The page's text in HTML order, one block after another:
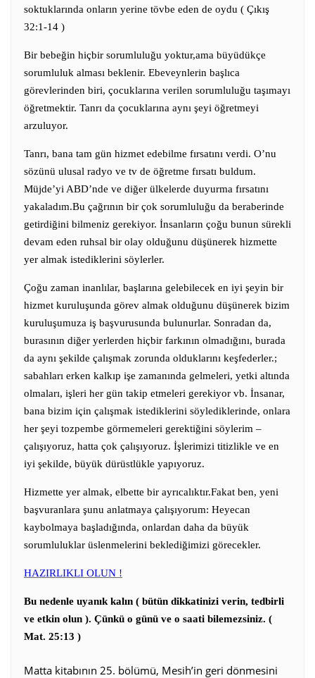
soktuklarında onların yerine tövbe eden de oydu ( Çıkış
32:1-14 )
Bir bebeğin hiçbir sorumluluğu yoktur,ama büyüdükçe
sorumluluk alması beklenir. Ebeveynlerin başlıca
görevlerinden biri, çocuklarına verilen sorumluluğu taşımayı
öğretmektir. Tanrı da çocuklarına aynı şeyi öğretmeyi
arzuluyor.
Tanrı, bana tam gün hizmet edebilme fırsatını verdi. O’nu
sözünü ulusal radyo ve tv de öğretme fırsatı buldum.
Müjde’yi ABD’nde ve diğer ülkelerde duyurma fırsatını
yakaladım.Bu çağrının bir çok sorumluluğu da beraberinde
getirdiğini bilmeniz gerekiyor. İnsanların çoğu bunun sürekli
devam eden ruhsal bir olay olduğunu düşünerek hizmette
yer almak istediklerini söylerler.
Çoğu zaman inanlılar, başlarına gelebilecek en iyi şeyin bir
hizmet kuruluşunda görev almak olduğunu düşünerek bizim
kuruluşumuza iş başvurusunda bulunurlar. Sonradan da,
burasının diğer yerlerden hiçbir farkının olmadığını, burada
da aynı şekilde çalışmak zorunda olduklarını keşfederler.;
sabahları erken kalkıp işe zamanında gelmeleri, yetki altında
olmaları, işleri her gün takip etmeleri gerekiyor vb. İnsanar,
bana bizim için çalışmak istediklerini söylediklerinde, onlara
her şeyi tozpembe görmemeleri gerektiğini söylerim –
çalışıyoruz, hatta çok çalışıyoruz. İşlerimizi titizlikle ve en
iyi şekilde, büyük dürüstlükle yapıyoruz.
Hizmette yer almak, elbette bir ayrıcalıktır.Fakat ben, yeni
başvuranlara şunu anlatmaya çalışıyorum: Heyecan
kaybolmaya başladığında, onlardan daha da büyük
sorumluluklar üslenmelerini beklediğimizi görecekler.
HAZIRLIKLI OLUN !
Bu nedenle uyanık kalın ( bütün dikkatinizi verin, tedbirli
ve etkin olun ). Çünkü o günü ve o saati bilemezsiniz. (
Mat. 25:13 )
Matta kitabının 25. bölümü, Mesih’in geri dönmesini